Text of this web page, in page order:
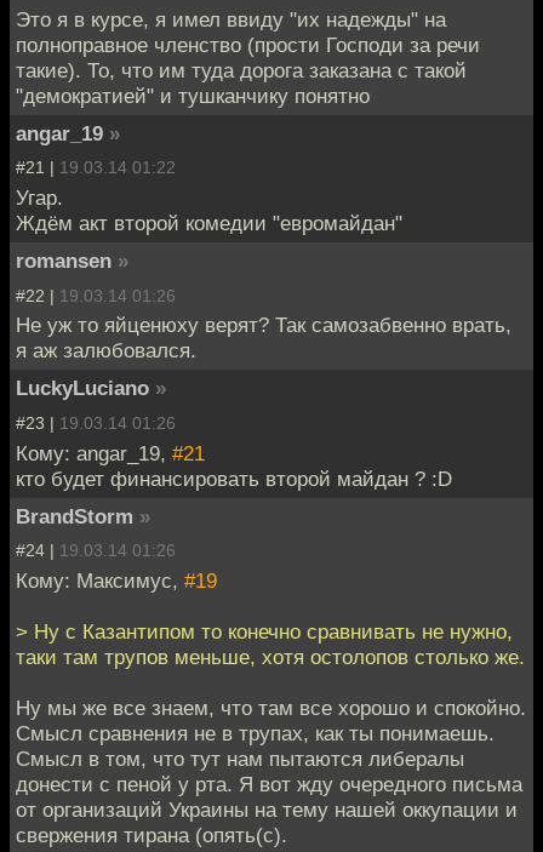
Это я в курсе, я имел ввиду "их надежды" на
полноправное членство (прости Господи за речи
такие). То, что им туда дорога заказана с такой
"демократией" и тушканчику понятно
angar_19 »
#21 | 19.03.14 01:22
Угар.
Ждём акт второй комедии "евромайдан"
romansen »
#22 | 19.03.14 01:26
Не уж то яйценюху верят? Так самозабвенно врать,
я аж залюбовался.
LuckyLuciano »
#23 | 19.03.14 01:26
Кому: angar_19, #21
кто будет финансировать второй майдан ? :D
BrandStorm »
#24 | 19.03.14 01:26
Кому: Максимус, #19
> Ну с Казантипом то конечно сравнивать не нужно,
таки там трупов меньше, хотя остолопов столько же.
Ну мы же все знаем, что там все хорошо и спокойно.
Смысл сравнения не в трупах, как ты понимаешь.
Смысл в том, что тут нам пытаются либералы
донести с пеной у рта. Я вот жду очередного письма
от организаций Украины на тему нашей оккупации и
свержения тирана (опять(с).